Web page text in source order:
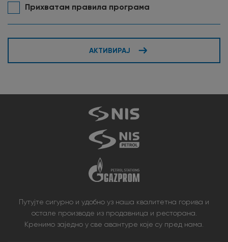
Прихватам правила програма
АКТИВИРАЈ
Путујте сигурно и удобно уз наша квалитетна горива и
остале производе из продавница и ресторана.
Кренимо заједно у све авантуре које су пред нама.